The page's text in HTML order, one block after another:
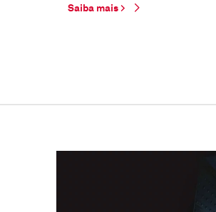
Saiba mais >